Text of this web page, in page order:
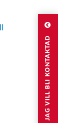
JAG VILL BLI KONTAKTAD